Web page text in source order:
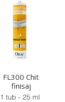
FL300 Chit
finisaj
1 tub - 25 ml